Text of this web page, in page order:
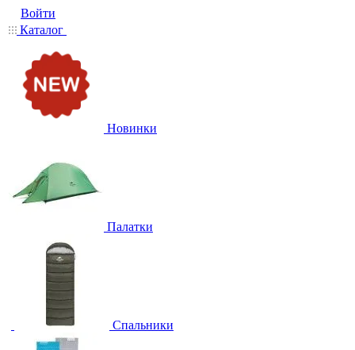
Войти
Каталог
Новинки
Палатки
Спальники